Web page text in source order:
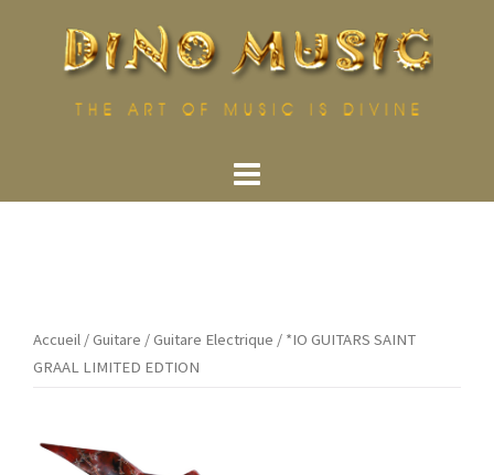
Accueil /Guitare /Guitare Electrique / *IO GUITARS SAINT
GRAAL LIMITED EDTION